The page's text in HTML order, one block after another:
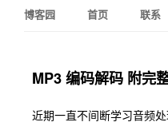
博客园 首页 联系
MP3 编码解码 附完
近期一直不间断学习音频